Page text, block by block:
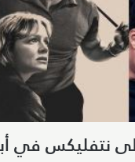
نتفليكس في أبريل